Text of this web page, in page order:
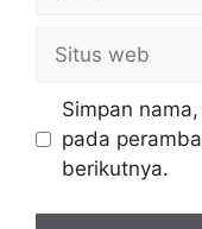
web
Simpan
pada
berikutnya.